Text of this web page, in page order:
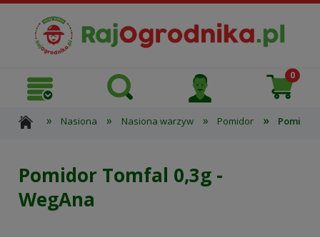
» Nasiona » Nasiona warzyw » Pomidor » Pomidor
Pomidor Tomfal 0,3g -
WegAna